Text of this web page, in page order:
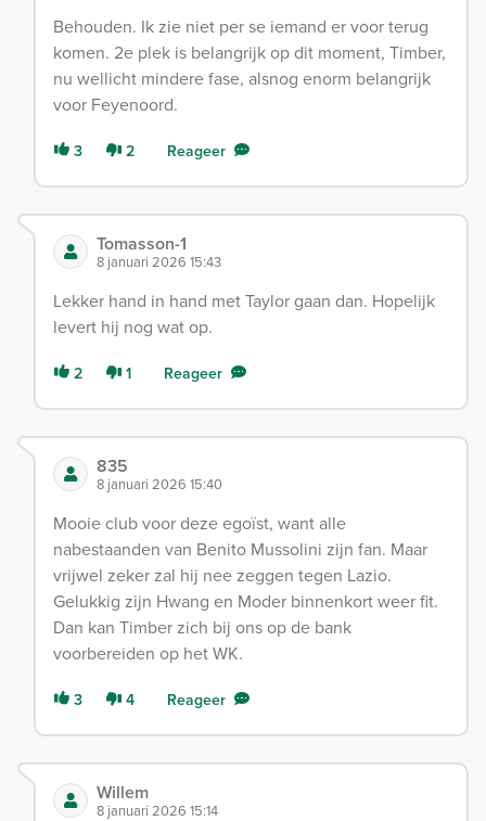
Behouden. Ik zie niet per se iemand er voor terug
komen. 2e plek is belangrijk op dit moment, Timber,
nu wellicht mindere fase, alsnog enorm belangrijk
voor Feyenoord.
3 2 Reageer
Tomasson-1
8 januari 2026 15:43
Lekker hand in hand met Taylor gaan dan. Hopelijk
levert hij nog wat op.
2 1 Reageer
835
8 januari 2026 15:40
Mooie club voor deze egoïst, want alle
nabestaanden van Benito Mussolini zijn fan. Maar
vrijwel zeker zal hij nee zeggen tegen Lazio.
Gelukkig zijn Hwang en Moder binnenkort weer fit.
Dan kan Timber zich bij ons op de bank
voorbereiden op het WK.
3 4 Reageer
Willem
8 januari 2026 15:14